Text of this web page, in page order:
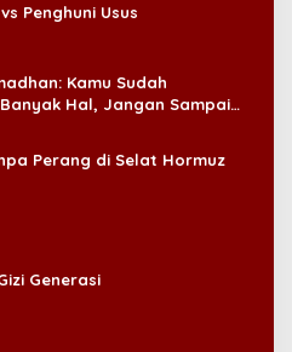
Penghuni Usus
Kamu Sudah
Hal, Jangan Sampai
Perang di Selat Hormuz
Generasi